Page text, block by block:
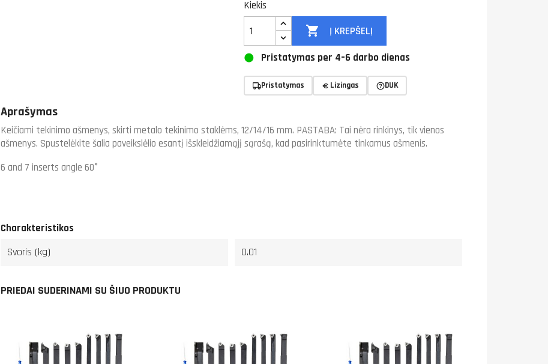
Kiekis
 Į KREPŠELĮ
Pristatymas per 4–6 darbo dienas
Pristatymas Lizingas DUK
Aprašymas
Keičiami tekinimo ašmenys, skirti metalo tekinimo staklėms, 12/14/16 mm. PASTABA: Tai nėra rinkinys, tik vienos
ašmenys. Spustelėkite šalia paveikslėlio esantį išskleidžiamąjį sąrašą, kad pasirinktumėte tinkamus ašmenis.
6 and 7 inserts angle 60°
Charakteristikos
Svoris (kg) 0.01
PRIEDAI SUDERINAMI SU ŠIUO PRODUKTU